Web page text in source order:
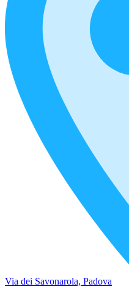
Via dei Savonarola, Padova